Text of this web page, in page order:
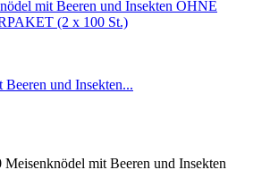
und Insekten...